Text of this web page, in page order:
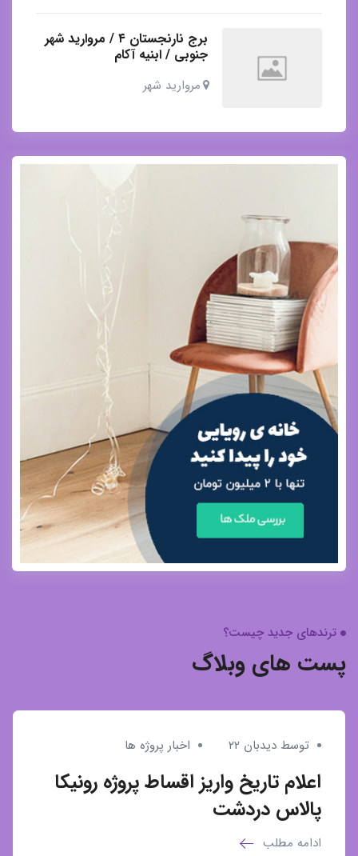
برج نارنجستان ۴ / مروارید شهر
جنوبی / ابنیه آکام
مروارید شهر
وبلاگ
ترندهای جدید چیست؟
پست های وبلاگ
توسط دیدبان ۲۲ اخبار پروژه ها
اعلام تاریخ واریز اقساط پروژه رونیکا
پالاس دردشت
ادامه مطلب